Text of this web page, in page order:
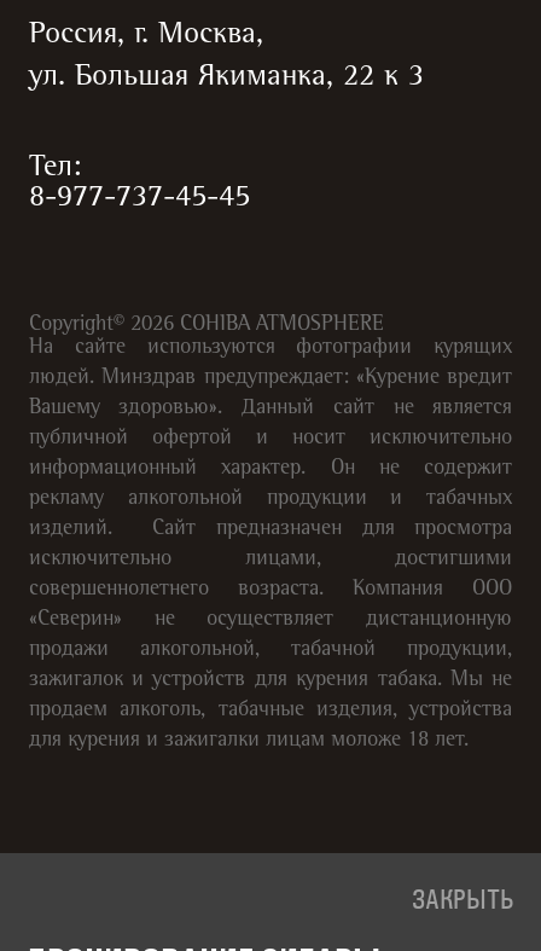
Россия, г. Москва,
ул. Большая Якиманка, 22 к 3
Тел:
8-977-737-45-45
Copyright© 2026COHIBA ATMOSPHERE
На сайте используются фотографии курящих
людей. Минздрав предупреждает: «Курение вредит
Вашему здоровью». Данный сайт не является
публичной офертой и носит исключительно
информационный характер. Он не содержит
рекламу алкогольной продукции и табачных
изделий. Сайт предназначен для просмотра
исключительно лицами, достигшими
совершеннолетнего возраста. Компания ООО
«Северин» не осуществляет дистанционную
продажи алкогольной, табачной продукции,
зажигалок и устройств для курения табака. Мы не
продаем алкоголь, табачные изделия, устройства
для курения и зажигалки лицам моложе 18 лет.
ЗАКРЫТЬ